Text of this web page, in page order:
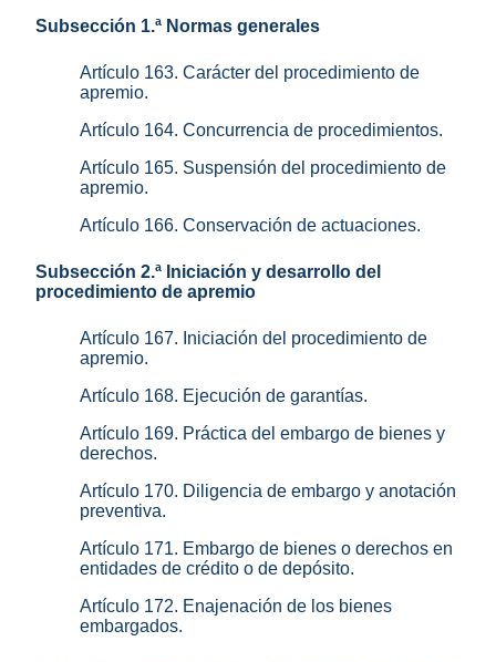
Subsección 1.ª Normas generales
Artículo 163. Carácter del procedimiento de
apremio.
Artículo 164. Concurrencia de procedimientos.
Artículo 165. Suspensión del procedimiento de
apremio.
Artículo 166. Conservación de actuaciones.
Subsección 2.ª Iniciación y desarrollo del
procedimiento de apremio
Artículo 167. Iniciación del procedimiento de
apremio.
Artículo 168. Ejecución de garantías.
Artículo 169. Práctica del embargo de bienes y
derechos.
Artículo 170. Diligencia de embargo y anotación
preventiva.
Artículo 171. Embargo de bienes o derechos en
entidades de crédito o de depósito.
Artículo 172. Enajenación de los bienes
embargados.